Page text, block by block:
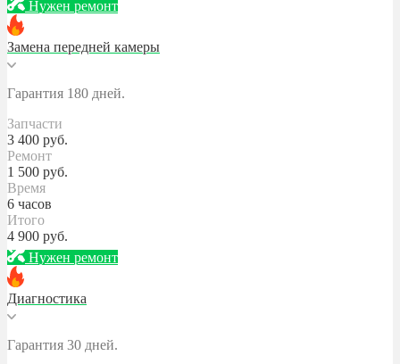
Нужен ремонт
Замена передней камеры
Гарантия 180 дней.
Запчасти
3 400 руб.
Ремонт
1 500 руб.
Время
6 часов
Итого
4 900 руб.
Нужен ремонт
Диагностика
Гарантия 30 дней.